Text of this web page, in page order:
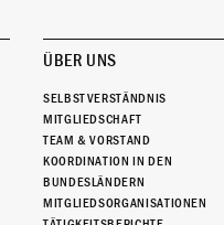
ÜBER UNS
SELBSTVERSTÄNDNIS
MITGLIEDSCHAFT
TEAM & VORSTAND
KOORDINATION IN DEN
BUNDESLÄNDERN
MITGLIEDSORGANISATIONEN